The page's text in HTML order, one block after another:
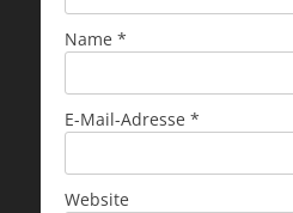
Name *
E-Mail-Adresse *
Website